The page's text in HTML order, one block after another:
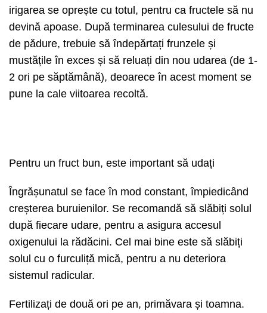
irigarea se oprește cu totul, pentru ca fructele să nu
devină apoase. După terminarea culesului de fructe
de pădure, trebuie să îndepărtați frunzele și
mustățile în exces și să reluați din nou udarea (de 1-
2 ori pe săptămână), deoarece în acest moment se
pune la cale viitoarea recoltă.
Pentru un fruct bun, este important să udați
Îngrășunatul se face în mod constant, împiedicând
creșterea buruienilor. Se recomandă să slăbiți solul
după fiecare udare, pentru a asigura accesul
oxigenului la rădăcini. Cel mai bine este să slăbiți
solul cu o furculiță mică, pentru a nu deteriora
sistemul radicular.
Fertilizați de două ori pe an, primăvara și toamna.